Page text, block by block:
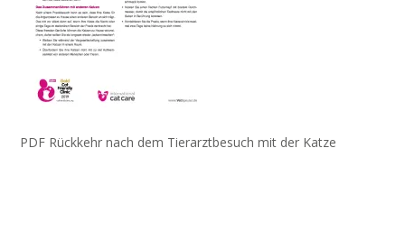
PDF Rückkehr nach dem Tierarztbesuch mit der Katze